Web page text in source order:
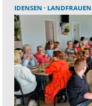
IDENSEN LANDFRAUEN